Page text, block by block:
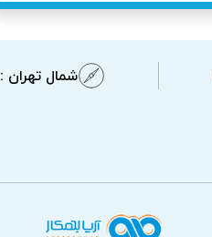
شمال تهران :